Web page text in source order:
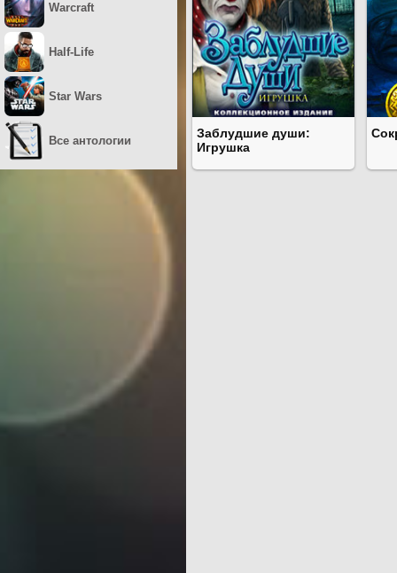
Заблудшие души:
Игрушка
Warcraft
Half-Life
Star Wars
Все антологии